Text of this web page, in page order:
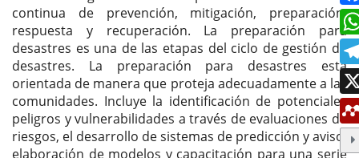
continua de prevención, mitigación, preparación,
respuesta y recuperación. La preparación para
desastres es una de las etapas del ciclo de gestión de
desastres. La preparación para desastres está
orientada de manera que proteja adecuadamente a las
comunidades. Incluye la identificación de potenciales
peligros y vulnerabilidades a través de evaluaciones de
riesgos, el desarrollo de sistemas de predicción y aviso,
elaboración de modelos y capacitación para una serie